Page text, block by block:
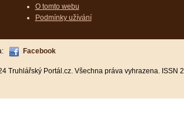
O tomto webu
Podmínky užívání
Facebook
Truhlářský Portál.cz. Všechna práva vyhrazena.